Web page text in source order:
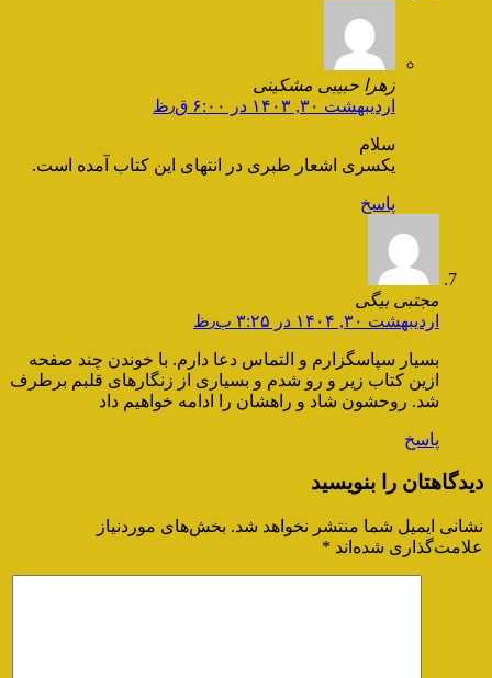
زهرا حبیبی مشکینی
اردیبهشت ۳۰, ۱۴۰۳ در ۶:۰۰ ق٫ظ
سلام
یکسری اشعار طبری در انتهای این کتاب آمده است.
پاسخ
مجتبی بیگی
اردیبهشت ۳۰, ۱۴۰۴ در ۳:۲۵ ب٫ظ
بسیار سپاسگزارم و التماس دعا دارم. با خوندن چند صفحه
ازین کتاب زیر و رو شدم و بسیاری از زنگارهای قلبم برطرف
شد. روحشون شاد و راهشان را ادامه خواهیم داد
پاسخ
دیدگاهتان را بنویسید
نشانی ایمیل شما منتشر نخواهد شد. بخش‌های موردنیاز
علامت‌گذاری شده‌اند *